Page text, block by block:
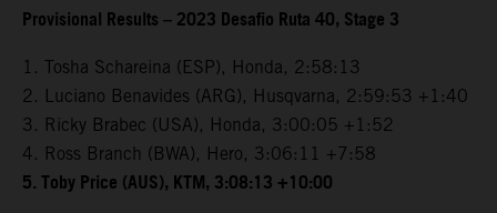
Provisional Results – 2023 Desafio Ruta 40, Stage 3
1. Tosha Schareina (ESP), Honda, 2:58:13
2. Luciano Benavides (ARG), Husqvarna, 2:59:53 +1:40
3. Ricky Brabec (USA), Honda, 3:00:05 +1:52
4. Ross Branch (BWA), Hero, 3:06:11 +7:58
5. Toby Price (AUS), KTM, 3:08:13 +10:00